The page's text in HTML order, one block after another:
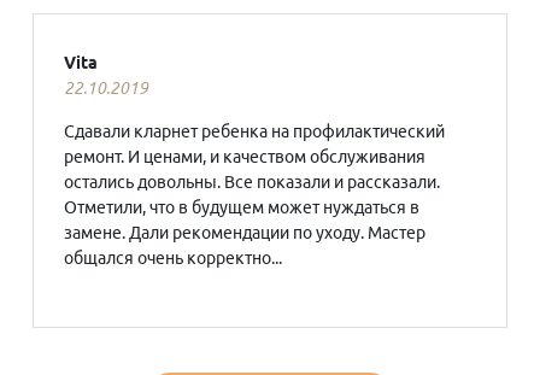
Vita
22.10.2019
Сдавали кларнет ребенка на профилактический
ремонт. И ценами, и качеством обслуживания
остались довольны. Все показали и рассказали.
Отметили, что в будущем может нуждаться в
замене. Дали рекомендации по уходу. Мастер
общался очень корректно...